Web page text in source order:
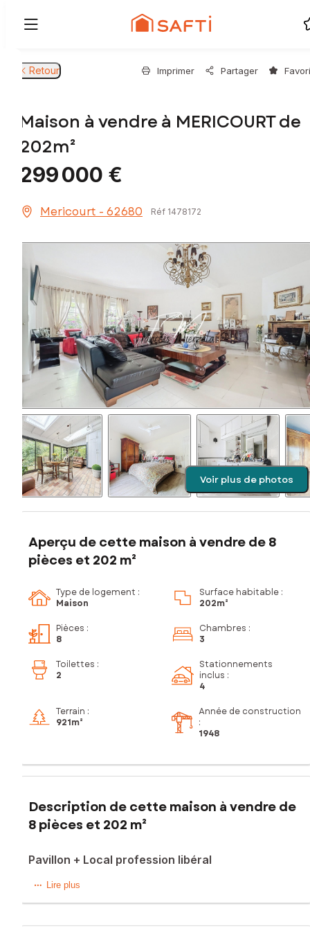
Retour Imprimer Partager
Maison à vendre à MERICOURT de
202m²
299 000 €
Mericourt - 62680 Réf 1478172
Voir plus de photos
Aperçu de cette maison à vendre de 8
pièces et 202 m²
Type de logement :
Maison
Surface habitable :
202m²
Pièces :
8
Chambres :
3
Toilettes :
2
Stationnements
inclus :
4
Terrain :
921m²
Année de construction
:
1948
Description de cette maison à vendre de
8 pièces et 202 m²
Pavillon + Local profession libéral
Venez découvrir ce charmant pavillon offrant un cadre de
À l'intérieur, cette maison de 135 m² vous découvrirez au
Lire plus